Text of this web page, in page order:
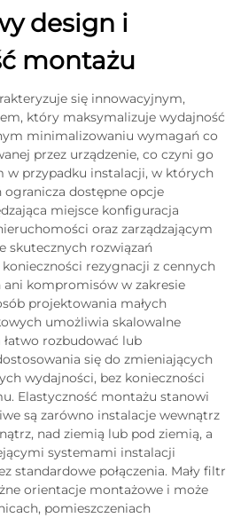
design i
montażu
się innowacyjnym,
który maksymalizuje wydajność
minimalizowaniu wymagań co
przez urządzenie, co czyni go
w przypadku instalacji, w których
dostępne opcje
miejsce konfiguracja
oraz zarządzającym
skutecznych rozwiązań
rezygnacji z cennych
kompromisów w zakresie
projektowania małych
umożliwia skalowalne
rozbudować lub
się do zmieniających
wydajności, bez konieczności
Elastyczność montażu stanowi
są zarówno instalacje wewnątrz
nad ziemią lub pod ziemią, a
systemami instalacji
standardowe połączenia. Mały filtr
orientacje montażowe i może
pomieszczeniach